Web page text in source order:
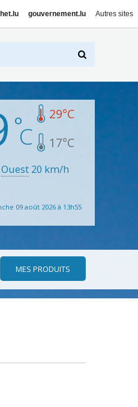
gouvernement.lu Autres sites
29°C
17°C
Ouest 20 km/h
09 août 2026 à 13h55
MES PRODUITS